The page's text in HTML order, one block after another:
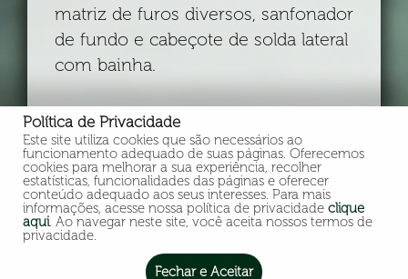
matriz de furos diversos, sanfonador
de fundo e cabeçote de solda lateral
com bainha.
Política de Privacidade
Este site utiliza cookies que são necessários ao
funcionamento adequado de suas páginas. Oferecemos
cookies para melhorar a sua experiência, recolher
estatísticas, funcionalidades das páginas e oferecer
conteúdo adequado aos seus interesses. Para mais
informações, acesse nossa política de privacidade clique
aqui. Ao navegar neste site, você aceita nossos termos de
privacidade.
Fechar e Aceitar
Rua João Abdelnur, 99 - Distrito Industrial
CEP: 13571-380 - São Carlos, SP - Brasil - by
QW3